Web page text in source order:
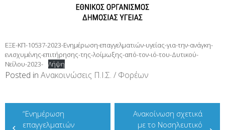
ΕΞΕ-ΚΠ-10537-2023-Ενημέρωση-επαγγελματιών-υγείας-για-την-ανάγκη-
ενισχυμένης-επιτήρησης-της-λοίμωξης-από-τον-ιό-του-Δυτικού-
Νείλου-2023- Λήψη
Posted in Ανακοινώσεις Π.Ι.Σ. / Φορέων
Πλοήγηση
άρθρων
“Ενημέρωση
επαγγελματιών
Ανακοίνωση σχετικά
με το Νοσηλευτικό